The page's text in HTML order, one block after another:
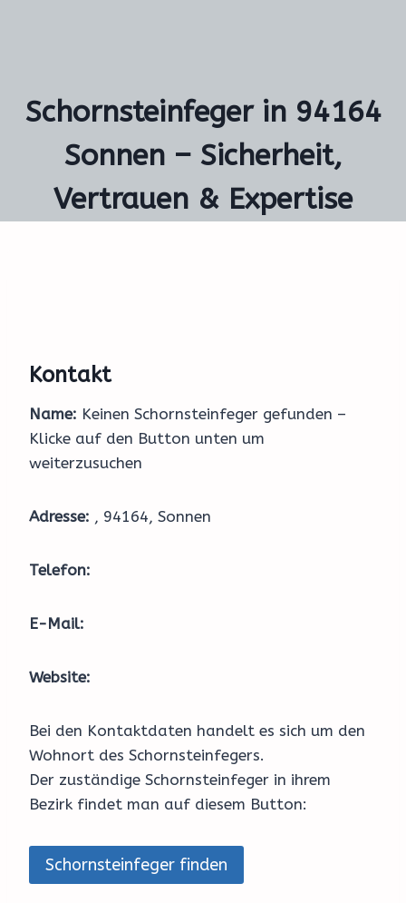
Schornsteinfeger in 94164
Sonnen – Sicherheit,
Vertrauen & Expertise
Kontakt
Name: Keinen Schornsteinfeger gefunden –
Klicke auf den Button unten um
weiterzusuchen
Adresse: , 94164, Sonnen
Telefon:
E-Mail:
Website:
Bei den Kontaktdaten handelt es sich um den
Wohnort des Schornsteinfegers.
Der zuständige Schornsteinfeger in ihrem
Bezirk findet man auf diesem Button:
Schornsteinfeger finden